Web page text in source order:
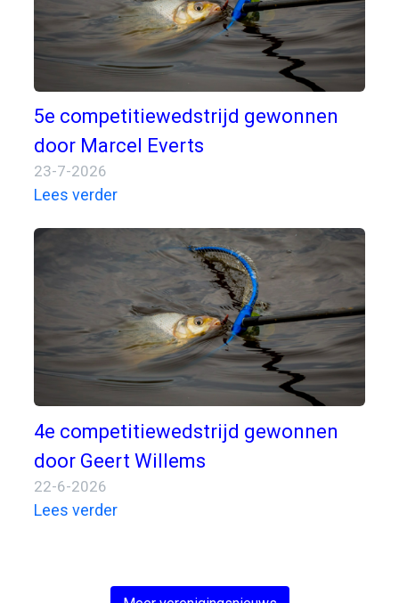
5e competitiewedstrijd gewonnen
door Marcel Everts
23-7-2026
Lees verder
4e competitiewedstrijd gewonnen
door Geert Willems
22-6-2026
Lees verder